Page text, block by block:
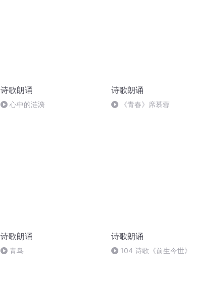
诗歌朗诵
心中的涟漪
诗歌朗诵
《青春》席慕蓉
诗歌朗诵
青鸟
诗歌朗诵
104 诗歌《前生今世》